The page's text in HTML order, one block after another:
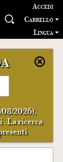
Accedi
Carrello
Lingua
08/2026),
La ricerca